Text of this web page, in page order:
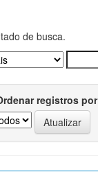
de busca.
registros por